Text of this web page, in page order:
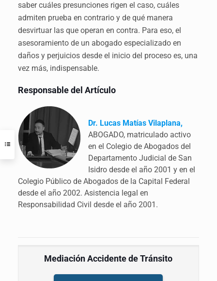
saber cuáles presunciones rigen el caso, cuáles
admiten prueba en contrario y de qué manera
desvirtuar las que operan en contra. Para eso, el
asesoramiento de un abogado especializado en
daños y perjuicios desde el inicio del proceso es, una
vez más, indispensable.
Responsable del Artículo
Dr. Lucas Matías Vilaplana,
ABOGADO, matriculado activo
en el Colegio de Abogados del
Departamento Judicial de San
Isidro desde el año 2001 y en el
Colegio Público de Abogados de la Capital Federal
desde el año 2002. Asistencia legal en
Responsabilidad Civil desde el año 2001.
Mediación Accidente de Tránsito